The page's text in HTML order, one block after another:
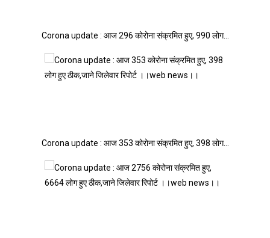
Corona update : आज 296 कोरोना संक्रमित हुए, 990 लोग…
Corona update : आज 353 कोरोना संक्रमित हुए, 398 लोग…